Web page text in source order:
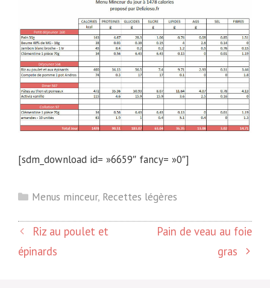
[sdm_download id= »6659″ fancy= »0″]
Catégories
Menus minceur, Recettes légères
Riz au poulet et
épinards
Pain de veau au foie
gras